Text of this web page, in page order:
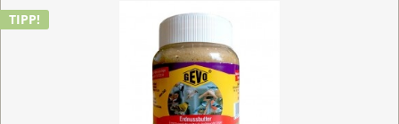
TIPP!